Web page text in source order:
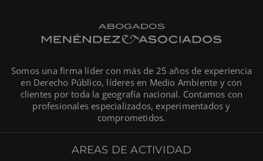
Somos una firma líder con más de 25 años de experiencia
en Derecho Público, líderes en Medio Ambiente y con
clientes por toda la geografía nacional. Contamos con
profesionales especializados, experimentados y
comprometidos.
AREAS DE ACTIVIDAD